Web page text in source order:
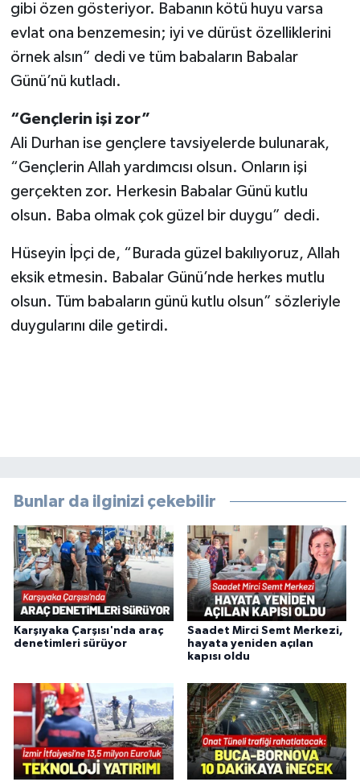
gibi özen gösteriyor. Babanın kötü huyu varsa
evlat ona benzemesin; iyi ve dürüst özelliklerini
örnek alsın” dedi ve tüm babaların Babalar
Günü’nü kutladı.
“Gençlerin işi zor”
Ali Durhan ise gençlere tavsiyelerde bulunarak,
“Gençlerin Allah yardımcısı olsun. Onların işi
gerçekten zor. Herkesin Babalar Günü kutlu
olsun. Baba olmak çok güzel bir duygu” dedi.
Hüseyin İpçi de, “Burada güzel bakılıyoruz, Allah
eksik etmesin. Babalar Günü’nde herkes mutlu
olsun. Tüm babaların günü kutlu olsun” sözleriyle
duygularını dile getirdi.
Bunlar da ilginizi çekebilir
Karşıyaka Çarşısı'nda araç
denetimleri sürüyor
Saadet Mirci Semt Merkezi,
hayata yeniden açılan
kapısı oldu